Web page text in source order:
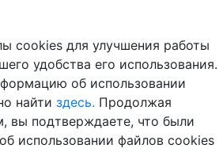
cookies для улучшения работы
удобства его использования.
об использовании
найти здесь. Продолжая
вы подтверждаете, что были
использовании файлов cookies